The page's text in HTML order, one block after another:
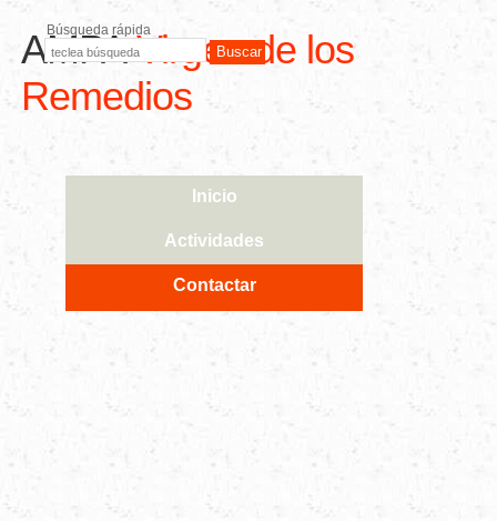
AMPAVirgen de los
Remedios
Inicio
Actividades
Contactar
Búsqueda rápida